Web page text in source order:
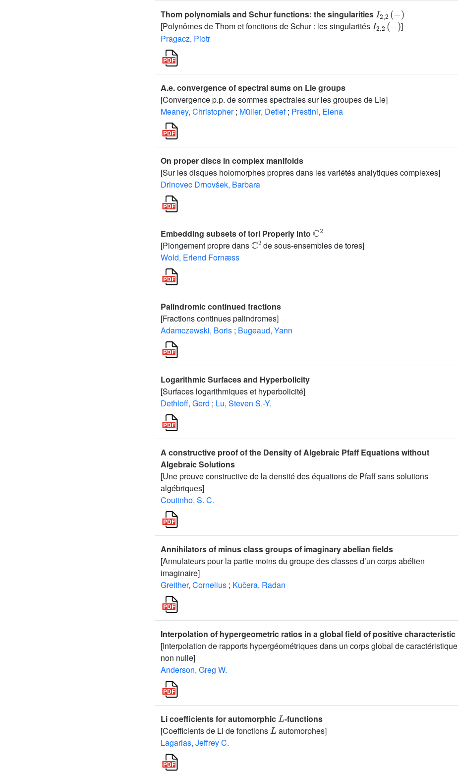
Thom polynomials and Schur functions: the singularities
(
[Polynômes de Thom et fonctions de Schur : les singularités
I2,2(-)
]
Pragacz, Piotr
A.e. convergence of spectral sums on Lie groups
[Convergence p.p. de sommes spectrales sur les groupes de Lie]
Meaney, Christopher ; Müller, Detlef ; Prestini, Elena
On proper discs in complex manifolds
[Sur les disques holomorphes propres dans les variétés analytiques complexes]
Drinovec Drnovšek, Barbara
Embedding subsets of tori Properly into
2
[Plongement propre dans
ℂ2
de sous-ensembles de tores]
Wold, Erlend Fornæss
Palindromic continued fractions
[Fractions continues palindromes]
Adamczewski, Boris ; Bugeaud, Yann
Logarithmic Surfaces and Hyperbolicity
[Surfaces logarithmiques et hyperbolicité]
Dethloff, Gerd ; Lu, Steven S.-Y.
A constructive proof of the Density of Algebraic Pfaff Equations without
Algebraic Solutions
[Une preuve constructive de la densité des équations de Pfaff sans solutions
algébriques]
Coutinho, S. C.
Annihilators of minus class groups of imaginary abelian fields
[Annulateurs pour la partie moins du groupe des classes d’un corps abélien
imaginaire]
Greither, Cornelius ; Kučera, Radan
Interpolation of hypergeometric ratios in a global field of positive characteristic
[Interpolation de rapports hypergéométriques dans un corps global de caractéristique
non nulle]
Anderson, Greg W.
Li coefficients for automorphic
-functions
[Coefficients de Li de fonctions
L
automorphes]
Lagarias, Jeffrey C.